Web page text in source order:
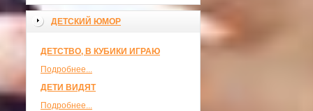
ДЕТСКИЙ ЮМОР
ДЕТСТВО, В КУБИКИ ИГРАЮ
Подробнее...
ДЕТИ ВИДЯТ
Подробнее...